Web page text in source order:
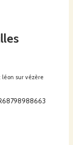
sur vézère